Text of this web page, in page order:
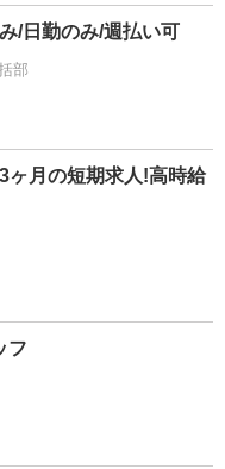
/日勤のみ/週払い可
部
ヶ月の短期求人!高時給
フ